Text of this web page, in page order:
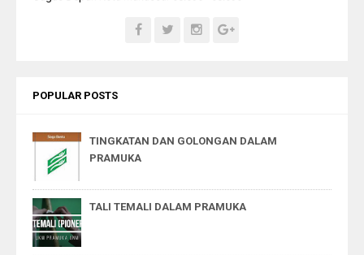
POPULAR POSTS
TINGKATAN DAN GOLONGAN DALAM
PRAMUKA
TALI TEMALI DALAM PRAMUKA